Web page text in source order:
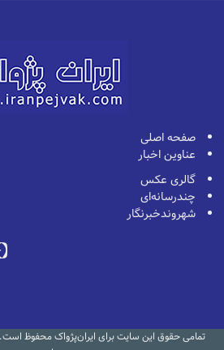
صفحه اصلی
عناوین اخبار
گالری عکس
چندرسانه‌ای
شهروندخبرنگار
تمامی حقوق این سایت برای ایران‌پژواک محفوظ است.